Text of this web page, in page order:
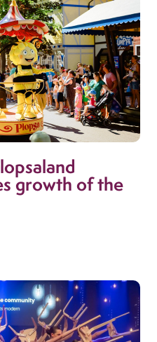
growth of the